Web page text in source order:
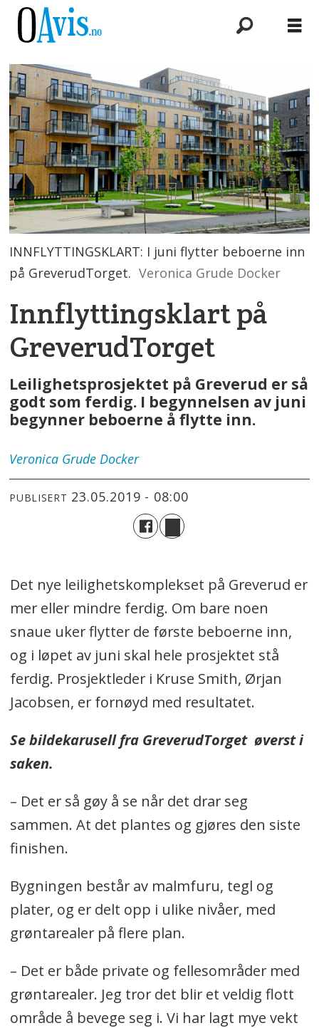
INNFLYTTINGSKLART: I juni flytter beboerne inn
på GreverudTorget. Veronica Grude Docker
Innflyttingsklart på
GreverudTorget
Leilighetsprosjektet på Greverud er så
godt som ferdig. I begynnelsen av juni
begynner beboerne å flytte inn.
Veronica Grude Docker
PUBLISERT 23.05.2019 - 08:00
Det nye leilighetskomplekset på Greverud er
mer eller mindre ferdig. Om bare noen
snaue uker flytter de første beboerne inn,
og i løpet av juni skal hele prosjektet stå
ferdig. Prosjektleder i Kruse Smith, Ørjan
Jacobsen, er fornøyd med resultatet.
Se bildekarusell fra GreverudTorget øverst i
saken.
– Det er så gøy å se når det drar seg
sammen. At det plantes og gjøres den siste
finishen.
Bygningen består av malmfuru, tegl og
plater, og er delt opp i ulike nivåer, med
grøntarealer på flere plan.
– Det er både private og fellesområder med
grøntarealer. Jeg tror det blir et veldig flott
område å bevege seg i. Vi har lagt mye vekt